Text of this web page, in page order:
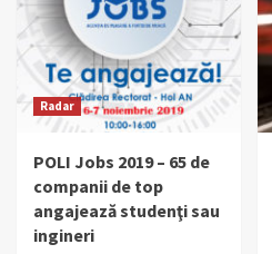
Radar
POLI Jobs 2019 – 65 de
companii de top
angajează studenţi sau
ingineri